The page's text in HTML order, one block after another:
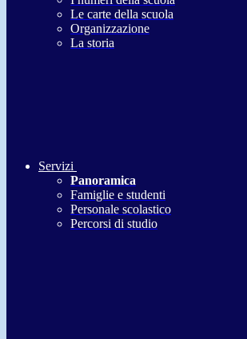
Le carte della scuola
Organizzazione
La storia
Servizi
Panoramica
Famiglie e studenti
Personale scolastico
Percorsi di studio